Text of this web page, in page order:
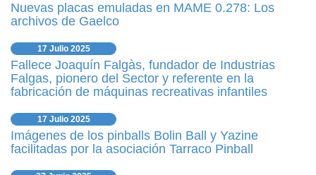
Nuevas placas emuladas en MAME 0.278: Los
archivos de Gaelco
17 Julio 2025
Fallece Joaquín Falgàs, fundador de Industrias
Falgas, pionero del Sector y referente en la
fabricación de máquinas recreativas infantiles
17 Julio 2025
Imágenes de los pinballs Bolin Ball y Yazine
facilitadas por la asociación Tarraco Pinball